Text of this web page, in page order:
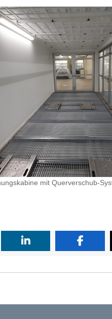
mit Querverschub-